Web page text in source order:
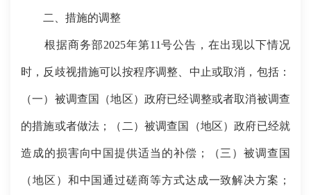
二、措施的调整
根据商务部2025年第11号公告，在出现以下情况
时，反歧视措施可以按程序调整、中止或取消，包括：
（一）被调查国（地区）政府已经调整或者取消被调查
的措施或者做法；（二）被调查国（地区）政府已经就
造成的损害向中国提供适当的补偿；（三）被调查国
（地区）和中国通过磋商等方式达成一致解决方案；